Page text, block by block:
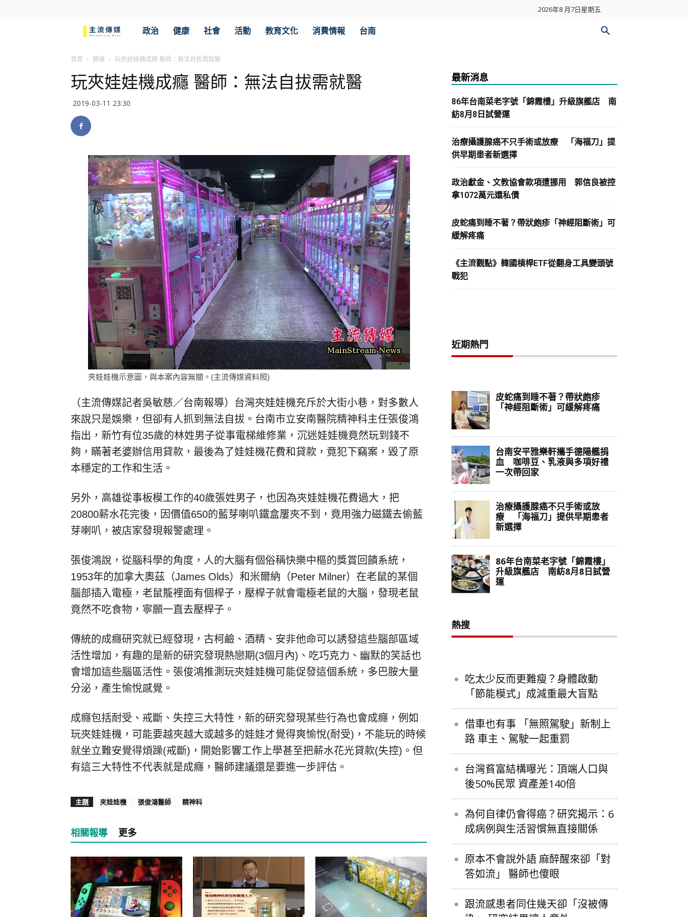
2026年8 月7日星期五
流
傳
政治 健康 社會 活動 教育文化 消費情報 台南
首頁 健康 玩夾娃娃機成癮 醫師：無法自拔需就醫
玩夾娃娃機成癮 醫師：無法自拔需就醫
2019-03-11 23:30
夾娃娃機示意圖，與本案內容無關。(主流傳媒資料照)
（主流傳媒記者吳敏慈／台南報導）台灣夾娃娃機充斥於大街小巷，對多數人
來說只是娛樂，但卻有人抓到無法自拔。台南市立安南醫院精神科主任張俊鴻
指出，新竹有位35歲的林姓男子從事電梯維修業，沉迷娃娃機竟然玩到錢不
夠，瞞著老婆辦信用貸款，最後為了娃娃機花費和貸款，竟犯下竊案，毀了原
本穩定的工作和生活。
另外，高雄從事板模工作的40歲張姓男子，也因為夾娃娃機花費過大，把
20800薪水花完後，因價值650的藍芽喇叭鐵盒屢夾不到，竟用強力磁鐵去偷藍
芽喇叭，被店家發現報警處理。
張俊鴻說，從腦科學的角度，人的大腦有個俗稱快樂中樞的獎賞回饋系統，
1953年的加拿大奧茲（James Olds）和米爾納（Peter Milner）在老鼠的某個
腦部插入電極，老鼠籠裡面有個桿子，壓桿子就會電極老鼠的大腦，發現老鼠
竟然不吃食物，寧願一直去壓桿子。
傳統的成癮研究就已經發現，古柯鹼、酒精、安非他命可以誘發這些腦部區域
活性增加，有趣的是新的研究發現熱戀期(3個月內)、吃巧克力、幽默的笑話也
會增加這些腦區活性。張俊鴻推測玩夾娃娃機可能促發這個系統，多巴胺大量
分泌，產生愉悅感覺。
成癮包括耐受、戒斷、失控三大特性，新的研究發現某些行為也會成癮，例如
玩夾娃娃機，可能要越夾越大或越多的娃娃才覺得爽愉悅(耐受)，不能玩的時候
就坐立難安覺得煩躁(戒斷)，開始影響工作上學甚至把薪水花光貸款(失控)。但
有這三大特性不代表就是成癮，醫師建議還是要進一步評估。
主題 夾娃娃機 張俊鴻醫師 精神科
相關報導 更多
最新消息
86年台南菜老字號「錦霞樓」升級旗艦店 南
紡8月8日試營運
治療攝護腺癌不只手術或放療 「海福刀」提
供早期患者新選擇
政治獻金、文教協會款項遭挪用 郭信良被控
拿1072萬元還私債
皮蛇痛到睡不著？帶狀皰疹「神經阻斷術」可
緩解疼痛
《主流觀點》韓國槓桿ETF從翻身工具變頭號
戰犯
近期熱門
熱搜
吃太少反而更難瘦？身體啟動
「節能模式」成減重最大盲點
借車也有事 「無照駕駛」新制上
路 車主、駕駛一起重罰
台灣貧富結構曝光：頂端人口與
後50%民眾 資產差140倍
為何自律仍會得癌？研究揭示：6
成病例與生活習慣無直接關係
原本不會說外語 麻醉醒來卻「對
答如流」 醫師也傻眼
跟流感患者同住幾天卻「沒被傳